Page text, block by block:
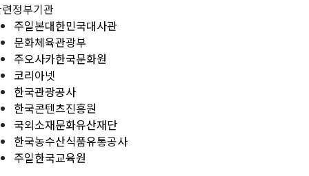
정부기관
주일본대한민국대사관
문화체육관광부
주오사카한국문화원
코리아넷
한국관광공사
한국콘텐츠진흥원
국외소재문화유산재단
한국농수산식품유통공사
주일한국교육원